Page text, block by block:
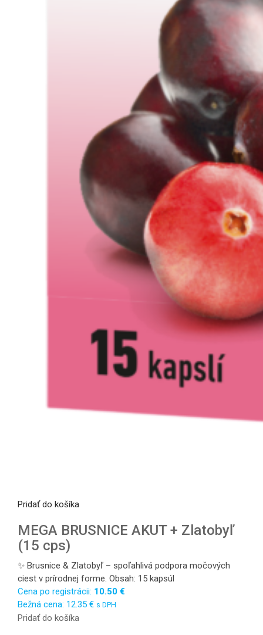
Pridať do košíka
MEGA BRUSNICE AKUT + Zlatobyľ
(15 cps)
✨ Brusnice & Zlatobyľ – spoľahlivá podpora močových
ciest v prírodnej forme. Obsah: 15 kapsúl
Cena po registrácii: 10.50 €
Bežná cena: 12.35 € s DPH
Pridať do košíka